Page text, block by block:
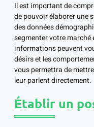
Il est important de
de pouvoir élaborer une
des données
segmenter votre
informations peuvent
désirs et les
vous permettra de
leur parlent directement.
Établir un